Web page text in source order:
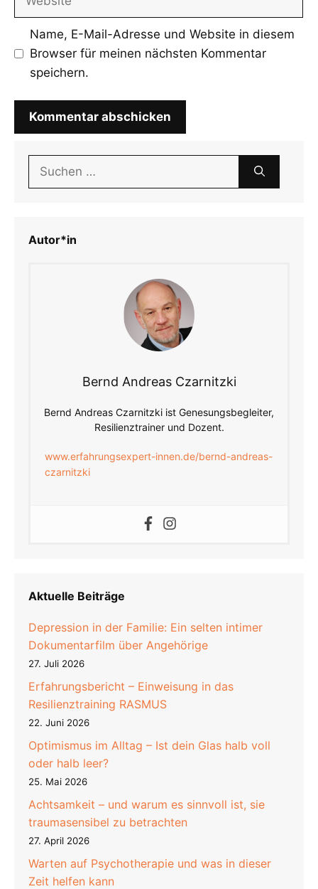
Name, E-Mail-Adresse und Website in diesem
Browser für meinen nächsten Kommentar
speichern.
Suchen
nach:
Autor*in
Bernd Andreas Czarnitzki
Bernd Andreas Czarnitzki ist Genesungsbegleiter,
Resilienztrainer und Dozent.
www.erfahrungsexpert-innen.de/bernd-andreas-
czarnitzki
Aktuelle Beiträge
Depression in der Familie: Ein selten intimer
Dokumentarfilm über Angehörige
27. Juli 2026
Erfahrungsbericht – Einweisung in das
Resilienztraining RASMUS
22. Juni 2026
Optimismus im Alltag – Ist dein Glas halb voll
oder halb leer?
25. Mai 2026
Achtsamkeit – und warum es sinnvoll ist, sie
traumasensibel zu betrachten
27. April 2026
Warten auf Psychotherapie und was in dieser
Zeit helfen kann